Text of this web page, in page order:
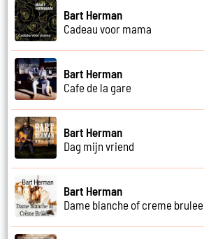
Bart Herman
Cadeau voor mama
Bart Herman
Cafe de la gare
Bart Herman
Dag mijn vriend
Bart Herman
Dame blanche of creme brulee